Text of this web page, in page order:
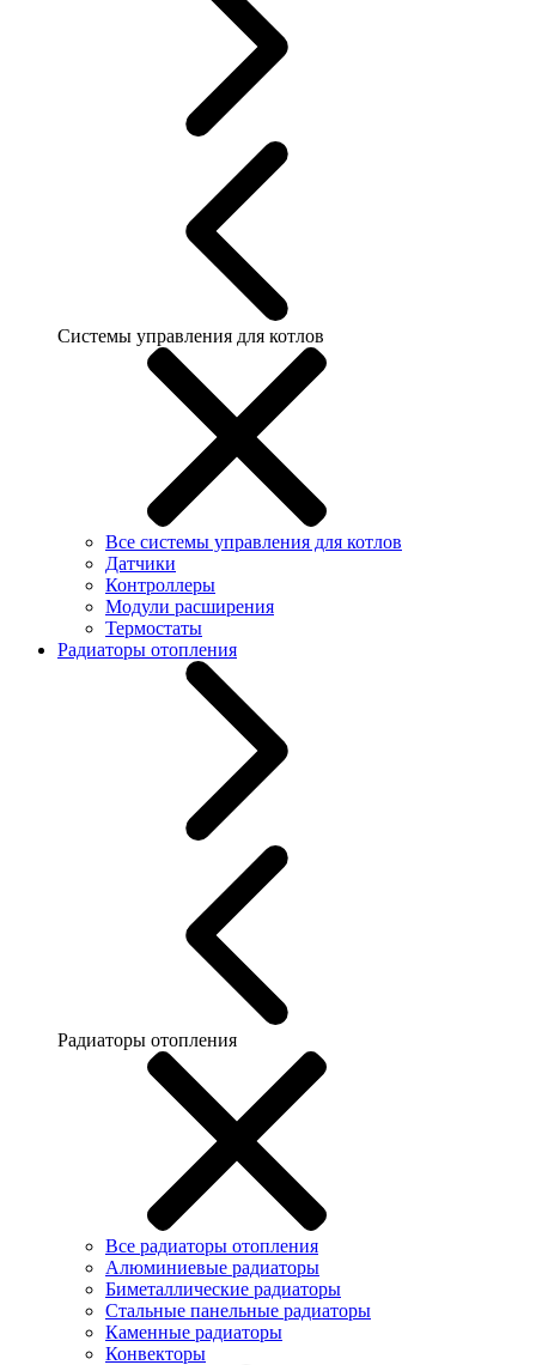
Системы управления для котлов
Все системы управления для котлов
Датчики
Контроллеры
Модули расширения
Термостаты
Радиаторы отопления
Радиаторы отопления
Все радиаторы отопления
Алюминиевые радиаторы
Биметаллические радиаторы
Стальные панельные радиаторы
Каменные радиаторы
Конвекторы